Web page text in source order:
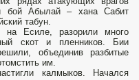
бой Абылай – хана Сабит
табун.
на Есиле, разорили много
скот и пленников. Бии
объединив разбитые
им.
калмыков. Начался